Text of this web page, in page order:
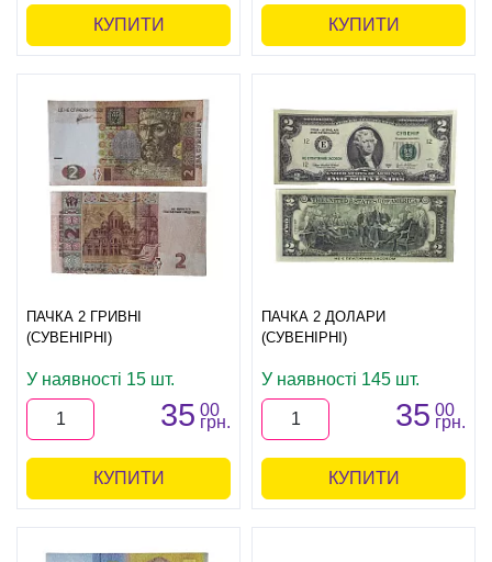
КУПИТИ КУПИТИ
ПАЧКА 2 ГРИВНІ
(СУВЕНІРНІ)
У наявності 15 шт.
35 00
грн.
КУПИТИ
ПАЧКА 2 ДОЛАРИ
(СУВЕНІРНІ)
У наявності 145 шт.
35 00
грн.
КУПИТИ